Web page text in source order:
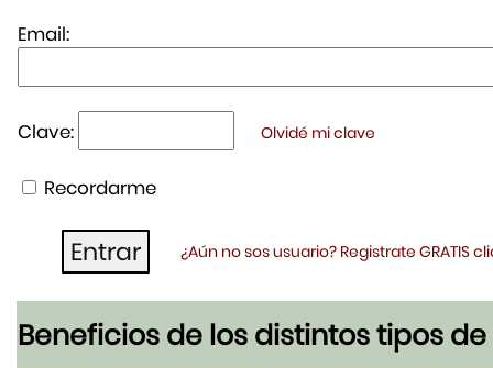
Email:
Clave: Olvidé mi clave
Recordarme
¿Aún no sos usuario? Registrate GRATIS
Beneficios de los distintos tipos de